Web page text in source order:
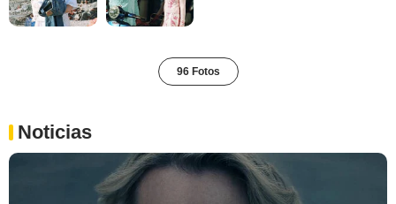
96 Fotos
Noticias